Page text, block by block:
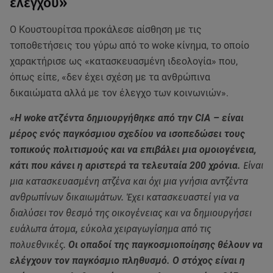
Ο Κουστουρίτσα προκάλεσε αίσθηση με τις
τοποθετήσεις του γύρω από το woke κίνημα, το οποίο
χαρακτήρισε ως «κατασκευασμένη ιδεολογία» που,
όπως είπε, «δεν έχει σχέση με τα ανθρώπινα
δικαιώματα αλλά με τον έλεγχο των κοινωνιών».
«Η woke ατζέντα δημιουργήθηκε από την CIA – είναι
μέρος ενός παγκόσμιου σχεδίου να ισοπεδώσει τους
τοπικούς πολιτισμούς και να επιβάλει μια ομοιογένεια,
κάτι που κάνει η αριστερά τα τελευταία 200 χρόνια. Είναι
μια κατασκευασμένη ατζένα και όχι μια γνήσια αντζέντα
ανθρωπίνων δικαιωμάτων. Έχει κατασκευαστεί για να
διαλύσει τον θεσμό της οικογένειας και να δημιουργήσει
ευάλωτα άτομα, εύκολα χειραγωγίσημα από τις
πολυεθνικές. Οι οπαδοί της παγκοσμιοποίησης θέλουν να
ελέγχουν τον παγκόσμιο πληθυσμό. Ο στόχος είναι η